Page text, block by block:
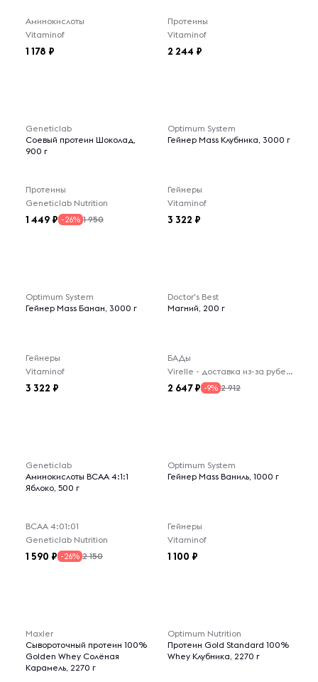
Аминокислоты
Vitaminof
1 178
Протеины
Vitaminof
2 244
Geneticlab
Соевый протеин Шоколад,
900 г
Протеины
Geneticlab Nutrition
1 449 -26% 1 950
Optimum System
Гейнер Mass Клубника, 3000 г
Гейнеры
Vitaminof
3 322
Optimum System
Гейнер Mass Банан, 3000 г
Гейнеры
Vitaminof
3 322
Doctor's Best
Магний, 200 г
БАДы
Virelle - доставка из-за рубежа
2 647 -9% 2 912
Geneticlab
Аминокислоты BCAA 4:1:1
Яблоко, 500 г
ВСАА 4:01:01
Geneticlab Nutrition
1 590 -26% 2 150
Optimum System
Гейнер Mass Ваниль, 1000 г
Гейнеры
Vitaminof
1 100
Maxler
Сывороточный протеин 100%
Golden Whey Солёная
Карамель, 2270 г
Optimum Nutrition
Протеин Gold Standard 100%
Whey Клубника, 2270 г